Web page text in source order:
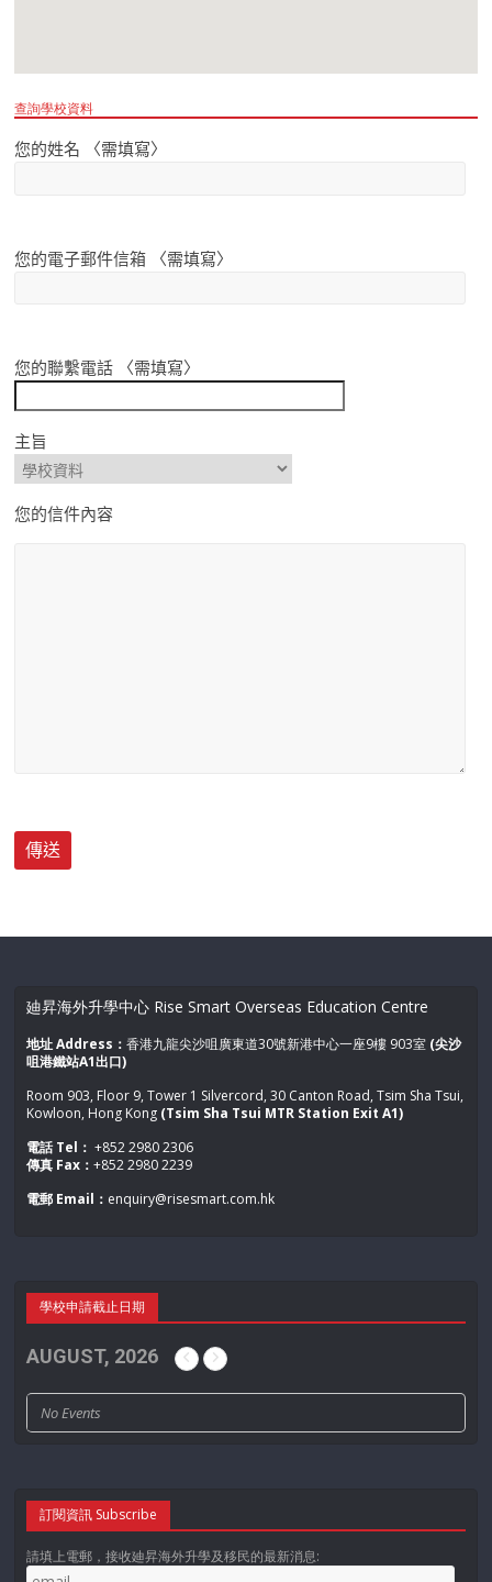
查詢學校資料
您的姓名 〈需填寫〉
您的電子郵件信箱 〈需填寫〉
您的聯繫電話 〈需填寫〉
主旨
您的信件內容
廸昇海外升學中心 Rise Smart Overseas Education Centre
地址 Address：香港九龍尖沙咀廣東道30號新港中心一座9樓 903室 (尖沙
咀港鐵站A1出口)
Room 903, Floor 9, Tower 1 Silvercord, 30 Canton Road, Tsim Sha Tsui,
Kowloon, Hong Kong (Tsim Sha Tsui MTR Station Exit A1)
電話 Tel： +852 2980 2306
傳真 Fax：+852 2980 2239
電郵 Email： enquiry@risesmart.com.hk
學校申請截止日期
AUGUST, 2026
No Events
訂閱資訊 Subscribe
請填上電郵，接收廸昇海外升學及移民的最新消息: